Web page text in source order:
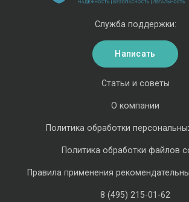
Статьи и советы
О компании
Политика обработки
Политика обработки файлов
Правила применения
8 (495) 215-01-62
Служба поддержки:
Написать